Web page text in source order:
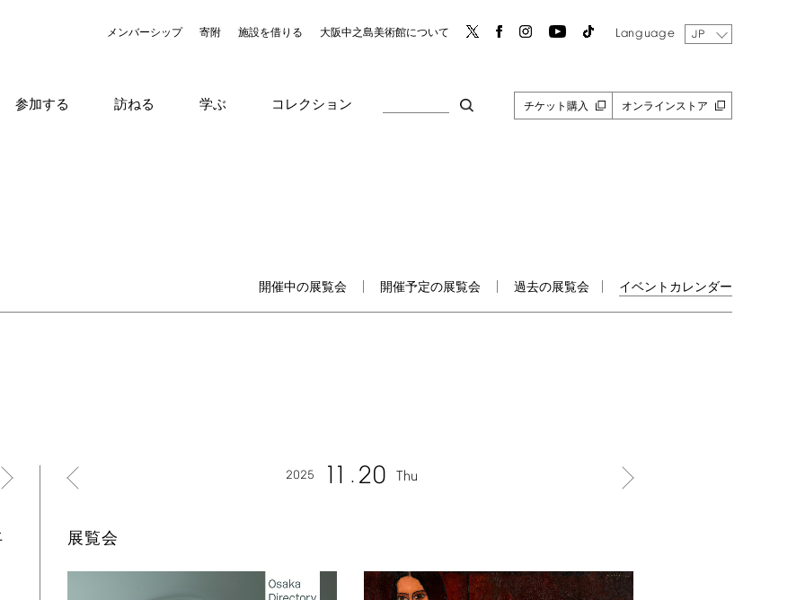
メンバーシップ 寄附 施設を借りる 大阪中之島美術館について Language JP
参加する 訪ねる 学ぶ コレクション チケット購入 オンラインストア
開催中の展覧会 開催予定の展覧会 過去の展覧会 イベントカレンダー
2025 11 20 Thu
展覧会